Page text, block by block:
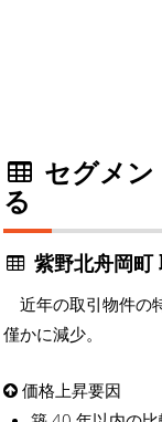
セグメン
る
紫野北舟岡町
近年の取引物件の
僅かに減少。
価格上昇要因